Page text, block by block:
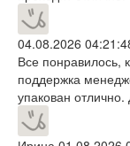
04.08.2026
Все понравилось,
поддержка
упакован